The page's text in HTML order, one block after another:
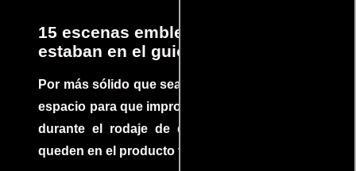
15 escenas emblemáticas que no
estaban en el guion
Por más sólido que sea un guión siempre hay
espacio para que improvisaciones que se dan
durante el rodaje de determinadas escenas
queden en el producto final.